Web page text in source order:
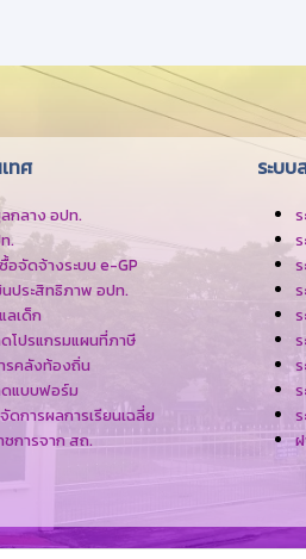
ทศ
กลาง อปท.
.
จัดจ้างระบบ e-GP
นประสิทธิภาพ อปท.
ลเด็ก
โปรแกรมแผนที่ภาษี
รคลังท้องถิ่น
แบบฟอร์ม
ดการผลการเรียนเฉลี่ย
การจาก สถ.
ระบบ